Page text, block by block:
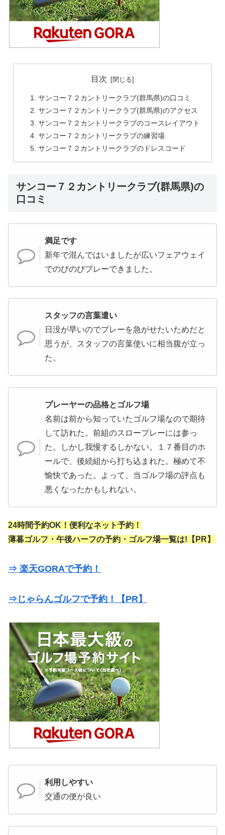
目次
サンコー７２カントリークラブ(群馬県)の口コミ
サンコー７２カントリークラブ(群馬県)のアクセス
サンコー７２カントリークラブのコースレイアウト
サンコー７２カントリークラブの練習場
サンコー７２カントリークラブのドレスコード
サンコー７２カントリークラブ(群馬県)の
口コミ
満足です
新年で混んではいましたが広いフェアウェイ
でのびのびプレーできました。
スタッフの言葉遣い
日没が早いのでプレーを急がせたいためだと
思うが、スタッフの言葉使いに相当腹が立っ
た。
プレーヤーの品格とゴルフ場
名前は前から知っていたゴルフ場なので期待
して訪れた。前組のスロープレーには参っ
た。しかし我慢するしかない。１７番目のホ
ールで、後続組から打ち込まれた。極めて不
愉快であった。よって、当ゴルフ場の評点も
悪くなったかもしれない。
24時間予約OK！便利なネット予約！
薄暮ゴルフ・午後ハーフの予約・ゴルフ場一覧は!【PR】
⇒ 楽天GORAで予約！
⇒じゃらんゴルフで予約！【PR】
利用しやすい
交通の便が良い